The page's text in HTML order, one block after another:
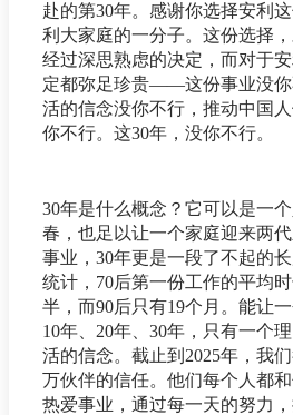
赴的第30年。感谢你选择安利
利大家庭的一分子。这份选择
经过深思熟虑的决定，而对于
定都弥足珍贵——这份事业没你
活的信念没你不行，推动中国
你不行。这30年，没你不行。
30年是什么概念？它可以是一
春，也足以让一个家庭迎来两
事业，30年更是一段了不起的
统计，70后第一份工作的平均
半，而90后只有19个月。能让
10年、20年、30年，只有一个
活的信念。截止到2025年，我
万伙伴的信任。他们每个人都
热爱事业，通过每一天的努力